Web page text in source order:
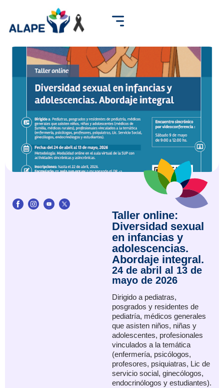
Taller online:
Diversidad sexual
en infancias y
adolescencias.
Abordaje integral.
24 de abril al 13 de
mayo de 2026
Dirigido a pediatras,
posgrados y residentes de
pediatría, médicos generales
que asisten niños, niñas y
adolescentes, profesionales
vinculados a la temática
(enfermería, psicólogos,
profesores, psiquiatras, Lic de
servicio social, ginecólogos,
endocrinólogos y estudiantes).